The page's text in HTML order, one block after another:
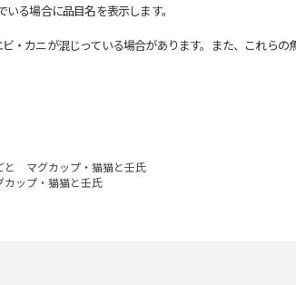
る場合に品目名を表示します。
カニが混じっている場合があります。また、これらの
と マグカップ・猫猫と壬氏
ップ・猫猫と壬氏